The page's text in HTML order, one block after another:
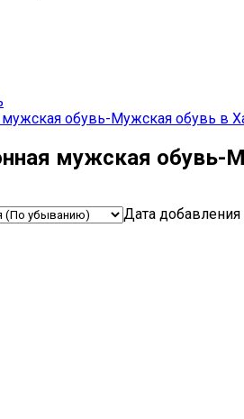
обувь-Мужская обувь в
мужская обувь-
Дата добавления